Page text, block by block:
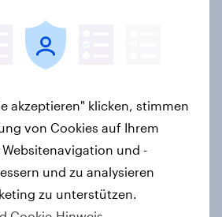
an Notwendigkeit
steigen
für „grüne
auf starke
akzeptieren" klicken, stimmen
von Cookies auf Ihrem
und -
und zu analysieren
zu unterstützen.